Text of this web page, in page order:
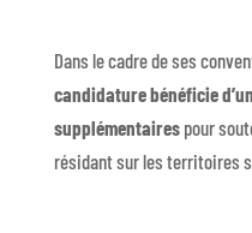
Dans le cadre de ses
candidature bénéficie
supplémentairespour
résidant sur les territoires